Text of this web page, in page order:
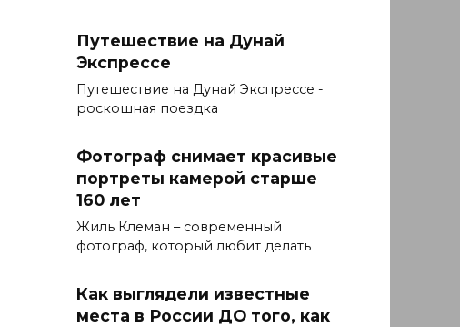
Путешествие на Дунай
Экспрессе
Путешествие на Дунай Экспрессе -
роскошная поездка
Фотограф снимает красивые
портреты камерой старше
160 лет
Жиль Клеман – современный
фотограф, который любит делать
Как выглядели известные
места в России ДО того, как